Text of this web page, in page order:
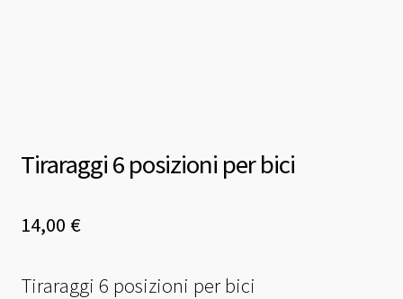
Tiraraggi 6 posizioni per bici
14,00 €
Tiraraggi 6 posizioni per bici